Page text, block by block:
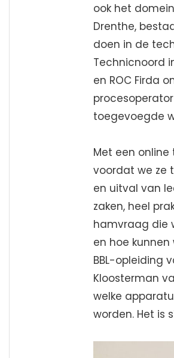
ook het
Drenthe,
doen in de
Technicnoord
en ROC Firda
toegevoegde
Met een
voordat we ze
en uitval van
zaken, heel
hamvraag die
en hoe
BBL-opleiding
Kloosterman
welke
worden. Het is